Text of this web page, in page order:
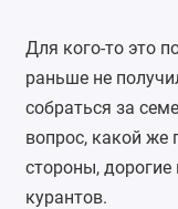
Для кого-то это
раньше не
собраться за
вопрос, какой же
стороны,
курантов.